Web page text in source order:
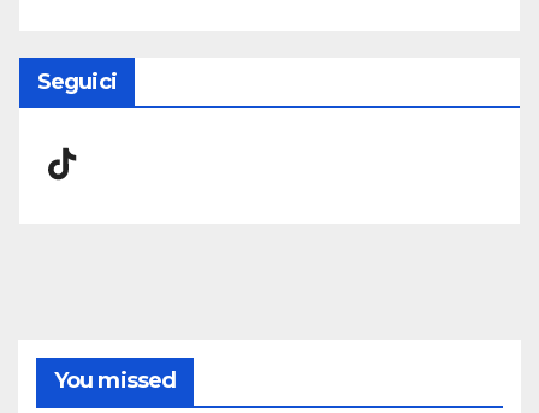
Seguici
TikTok
You missed